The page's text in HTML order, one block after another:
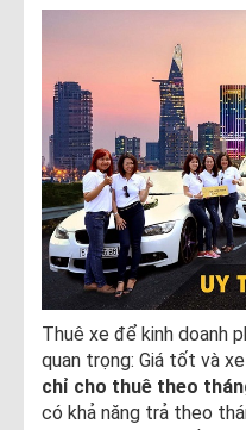
Thuê xe để kinh doanh
quan trọng: Giá tốt và
chỉ cho thuê theo
có khả năng trả theo